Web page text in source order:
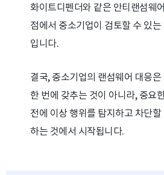
화이트디펜더와 같은 안티랜섬웨
점에서 중소기업이 검토할 수 있
입니다.
결국, 중소기업의 랜섬웨어 대응
한 번에 갖추는 것이 아니라, 중요
전에 이상 행위를 탐지하고 차단
하는 것에서 시작됩니다.